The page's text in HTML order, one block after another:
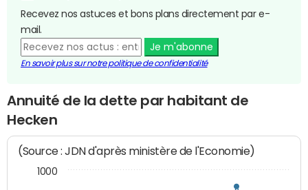
Recevez nos astuces et bons plans directement par e-
mail.
Je m'abonne
En savoir plus sur notre politique de confidentialité
Annuité de la dette par habitant de
Hecken
(Source : JDN d'après ministère de l'Economie)
1000